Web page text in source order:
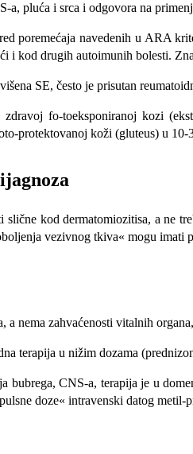
a, pluća i srca i odgovora na
pore­mećaja navedenih u ARA
i kod drugih autoimunih bolesti.
SE, često je prisutan
fo-toeksponiranoj kozi
protektovanoj koži (gluteus) u
slične kod dermatomiozitisa, a ne
vezivnog tkiva« mogu
a nema zahvaćenosti vitalnih
terapija u nižim dozama
bubrega, CNS-a, terapija je u
doze« intravenski datog